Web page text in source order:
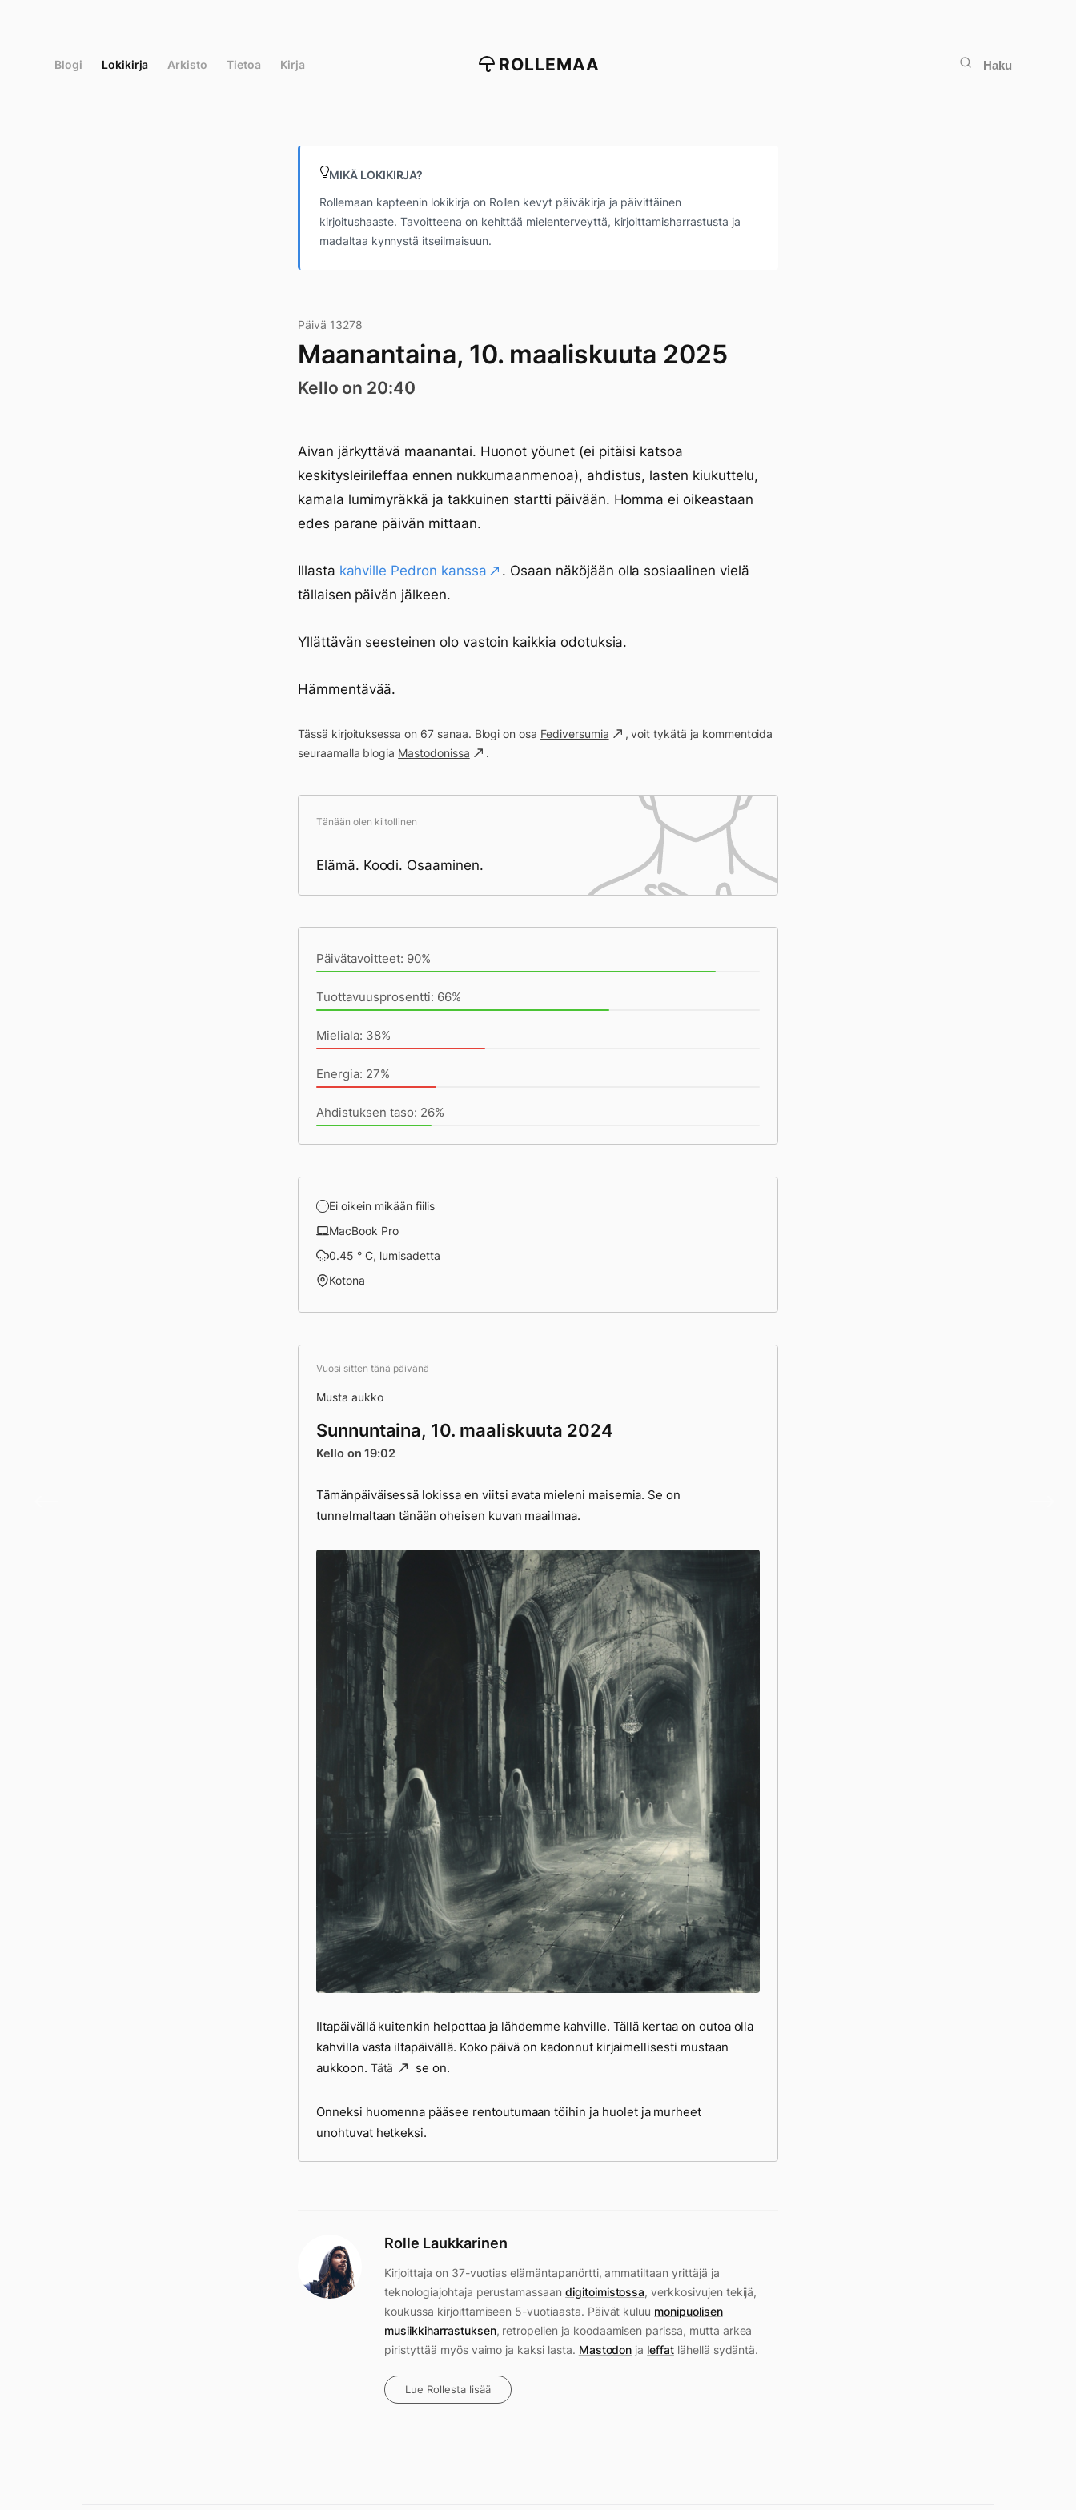
Blogi Lokikirja Arkisto Tietoa Kirja ROLLEMAA Haku
MIKÄ LOKIKIRJA?
Rollemaan kapteenin lokikirja on Rollen kevyt päiväkirja ja päivittäinen
kirjoitushaaste. Tavoitteena on kehittää mielenterveyttä, kirjoittamisharrastusta ja
madaltaa kynnystä itseilmaisuun.
Päivä 13278
Maanantaina, 10. maaliskuuta 2025
Kello on 20:40
Aivan järkyttävä maanantai. Huonot yöunet (ei pitäisi katsoa
keskitysleirileffaa ennen nukkumaanmenoa), ahdistus, lasten kiukuttelu,
kamala lumimyräkkä ja takkuinen startti päivään. Homma ei oikeastaan
edes parane päivän mittaan.
Illasta kahville Pedron kanssa
. Osaan näköjään olla sosiaalinen vielä
tällaisen päivän jälkeen.
Yllättävän seesteinen olo vastoin kaikkia odotuksia.
Hämmentävää.
Tässä kirjoituksessa on 67 sanaa. Blogi on osa Fediversumia
, voit tykätä ja kommentoida
seuraamalla blogia Mastodonissa .
Tänään olen kiitollinen
Elämä. Koodi. Osaaminen.
Päivätavoitteet: 90%
Tuottavuusprosentti: 66%
Mieliala: 38%
Energia: 27%
Ahdistuksen taso: 26%
Ei oikein mikään fiilis
MacBook Pro
0.45 ° C, lumisadetta
Kotona
Vuosi sitten tänä päivänä
Musta aukko
Sunnuntaina, 10. maaliskuuta 2024
Kello on 19:02
Tämänpäiväisessä lokissa en viitsi avata mieleni maisemia. Se on
tunnelmaltaan tänään oheisen kuvan maailmaa.
Iltapäivällä kuitenkin helpottaa ja lähdemme kahville. Tällä kertaa on outoa olla
kahvilla vasta iltapäivällä. Koko päivä on kadonnut kirjaimellisesti mustaan
aukkoon. Tätä se on.
Onneksi huomenna pääsee rentoutumaan töihin ja huolet ja murheet
unohtuvat hetkeksi.
Rolle Laukkarinen
Kirjoittaja on 37-vuotias elämäntapanörtti, ammatiltaan yrittäjä ja
teknologiajohtaja perustamassaan digitoimistossa, verkkosivujen tekijä,
koukussa kirjoittamiseen 5-vuotiaasta. Päivät kuluu monipuolisen
musiikkiharrastuksen, retropelien ja koodaamisen parissa, mutta arkea
piristyttää myös vaimo ja kaksi lasta. Mastodon ja leffatlähellä sydäntä.
Lue Rollesta lisää
Päivä 13279